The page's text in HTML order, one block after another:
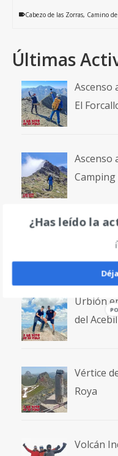
Cabezo de las Zorras, Camino
Últimas
Ascenso
El
Ascenso
Camping
Ruta
Cabo de
Urbión
del
Vértice
Roya
Volcán
¿Has leído la